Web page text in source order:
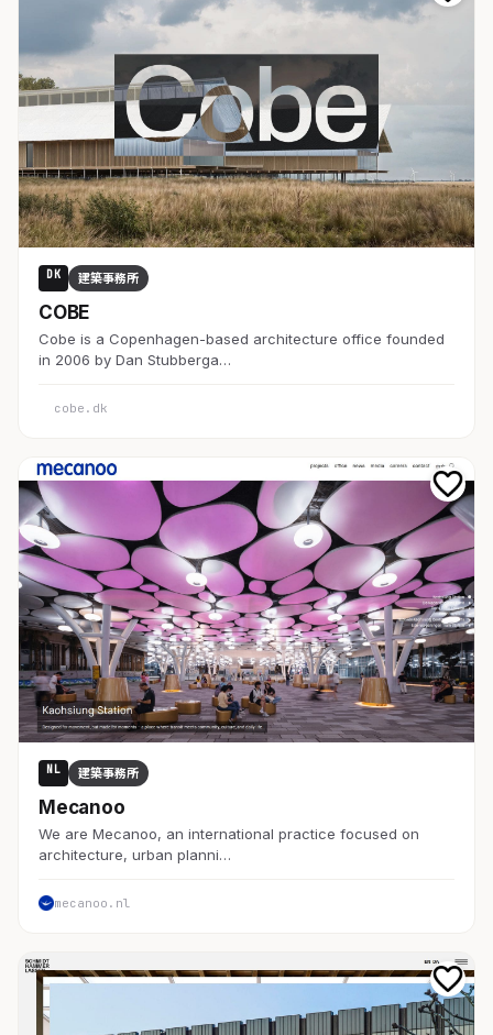
DK 建築事務所
COBE
Cobe is a Copenhagen-based architecture office founded
in 2006 by Dan Stubberga…
cobe.dk
NL 建築事務所
Mecanoo
We are Mecanoo, an international practice focused on
architecture, urban planni…
mecanoo.nl